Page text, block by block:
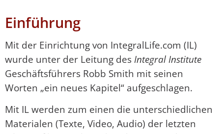
Einführung
Mit der Einrichtung von IntegralLife.com (IL)
wurde unter der Leitung des Integral Institute
Geschäftsführers Robb Smith mit seinen
Worten „ein neues Kapitel“ aufgeschlagen.
Mit IL werden zum einen die unterschiedlichen
Materialen (Texte, Video, Audio) der letzten